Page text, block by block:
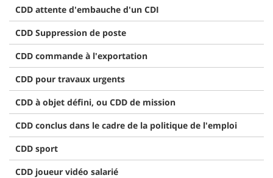
CDD attente d'embauche d'un CDI
CDD Suppression de poste
CDD commande à l'exportation
CDD pour travaux urgents
CDD à objet défini, ou CDD de mission
CDD conclus dans le cadre de la politique de l'emploi
CDD sport
CDD joueur vidéo salarié